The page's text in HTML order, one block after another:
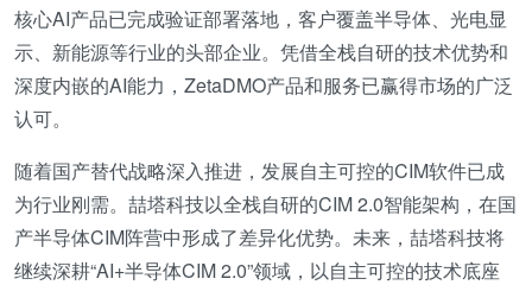
核心AI产品已完成验证部署落地，客户覆盖半导体、光电显
示、新能源等行业的头部企业。凭借全栈自研的技术优势和
深度内嵌的AI能力，ZetaDMO产品和服务已赢得市场的广泛
认可。
随着国产替代战略深入推进，发展自主可控的CIM软件已成
为行业刚需。喆塔科技以全栈自研的CIM 2.0智能架构，在国
产半导体CIM阵营中形成了差异化优势。未来，喆塔科技将
继续深耕“AI+半导体CIM 2.0”领域，以自主可控的技术底座